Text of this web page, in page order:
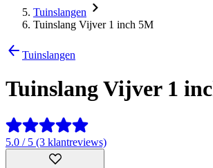
Tuinslangen
Tuinslang Vijver 1 inch 5M
Tuinslangen
Tuinslang Vijver 1
5.0 / 5 (3 klantreviews)